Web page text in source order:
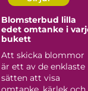
Blomsterbud lilla
edet omtanke i varje
bukett
Att skicka blommor
är ett av de enklaste
sätten att visa